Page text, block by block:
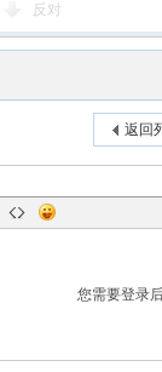
反对
返回
您需要登录